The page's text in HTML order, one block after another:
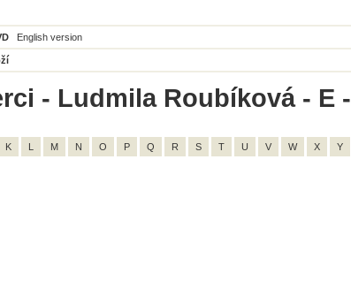
English version
- Ludmila Roubíková - E
K L M N O P Q R S T U V W X Y